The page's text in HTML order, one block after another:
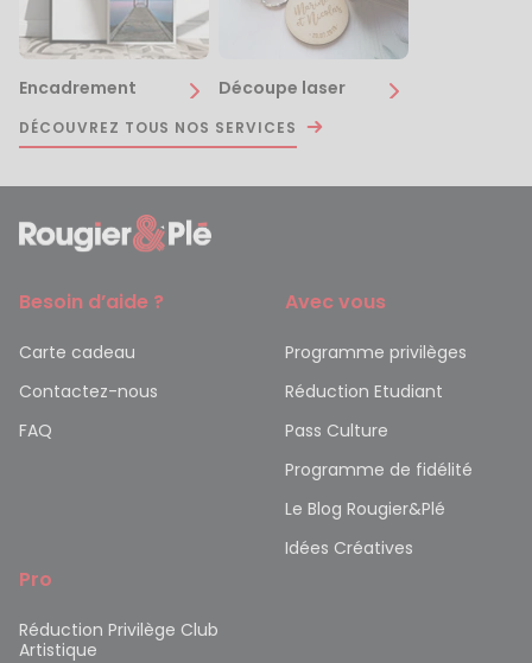
Encadrement Découpe laser
DÉCOUVREZ TOUS NOS SERVICES
Besoin d’aide ?
Carte cadeau
Contactez-nous
FAQ
Avec vous
Programme privilèges
Réduction Etudiant
Pass Culture
Programme de fidélité
Le Blog Rougier&Plé
Idées Créatives
Pro
Réduction Privilège Club
Artistique